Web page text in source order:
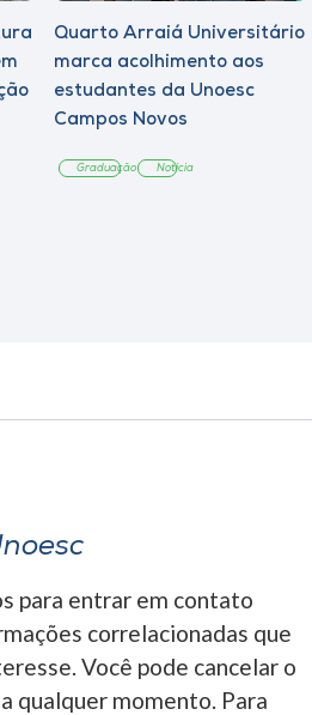
Quarto Arraiá Universitário
marca acolhimento aos
estudantes da Unoesc
Campos Novos
Graduação Notícia
para entrar em contato
correlacionadas que
Você pode cancelar o
qualquer momento. Para